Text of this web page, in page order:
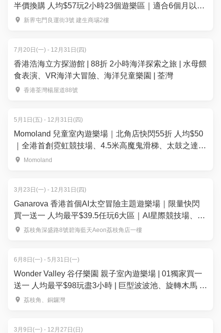
半價換購 人均$57玩2小時23個遊樂區｜適合6個月以上
兒童新界屯門良運街3號 建生商埸2樓
7月20日(一) - 12月31日(四)
香港浩海立方探游館 | 88折 2小時海洋探索之旅 | 水母餵
食表演、VR海洋大冒險、海洋兒童樂園 | 荃灣
香港荃灣楊屋道88號
5月1日(五) - 12月31日(四)
Momoland 兒童室內遊樂場｜北角店快閃55折 人均$50
｜全港首創霓虹競技場、4.5米高魔鬼滑梯、太鼓之達人
| 荃灣西店、北角店
Momoland
3月23日(一) - 12月31日(四)
Ganarova 香港首個AI太空冒險主題遊樂場｜限量快閃
買一送一 人均最平$39.5任玩6大區｜AI星際競技場、太
空無重力世界｜荔枝角好去處
荔枝角深盛路8號碧海藍天Aeon荔枝角店一樓
6月8日(一) - 5月31日(一)
Wonder Valley 谷仔樂園 親子室內遊樂場 | 01獨家買一
送一 人均最平$98玩盡3小時 | 巨型波波池、旋轉木馬 |
荔枝角、銅鑼灣店
荔枝角、銅鑼灣
3月9日(一) - 12月27日(日)